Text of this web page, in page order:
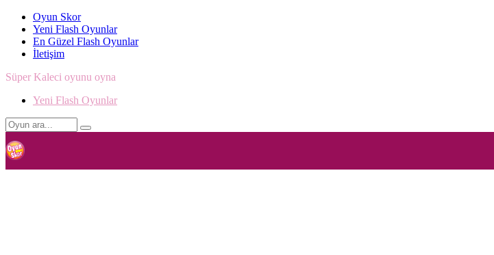
Oyun Skor
Yeni Flash Oyunlar
En Güzel Flash Oyunlar
İletişim
Süper Kaleci oyunu oyna
Yeni Flash Oyunlar